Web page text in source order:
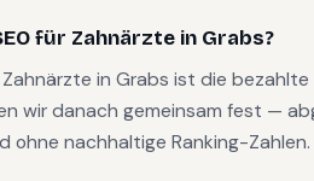
für Zahnärzte in Grabs?
in Grabs ist die
wir danach gemeinsam fest —
ohne nachhaltige Ranking-Zahlen.